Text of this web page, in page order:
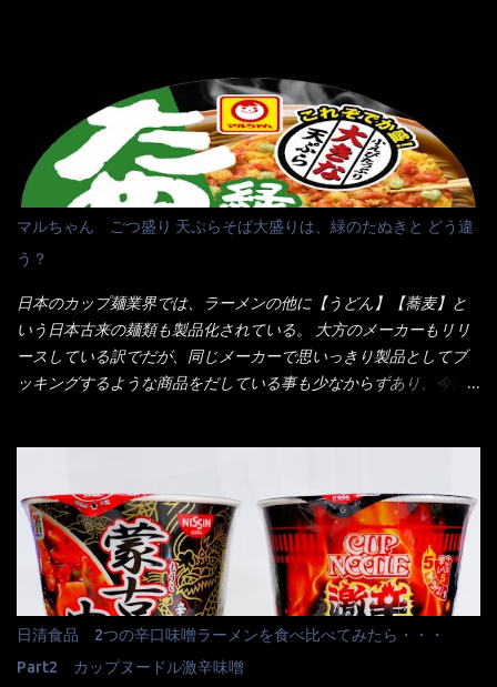
に行っても同じメニュー同じ味のファミレスには行きません。 最
近は、ステーキガストに試しに行ったぐらいです。（肉が喰いた
くて） しかし最近のファミレスは合理化が進み、店員さんもフロ
ア担当は2人程度しか居ないんだよねぇ～ それに注文はタッチパ
ネル！！ 凄いよなぁ～ 20年位前は、フロア担当だけでも5人は
居たと思うけど・・・ 判らず店員さんを呼ぶピンポンを・・・ク
ーポンなんだけどと伝えると、丁寧にタッチパネルで～と教えて
くれたが、何故かタッチパネルがクーポンを受け付けない！！ 店
員さんも、アレー？といいながら私が受け付けますので・・・と
消えていった。 タッチパネルのやつ、安いのは嫌うんだな！？こ
のヤロー！ 待つ事暫し・・・10分は越えたと思うけど・・・出て
来ました。 こちらが本日のサラメシ【ホーリーバジル香る、タイ
く行きましたねぇ～ だからタイ料理屋さんには、辛味剤・酢・ナ
いた）が料理に必ず付いてきたものです。 でも流石にファミレ
スでは・・・それは無いね！残念だ～ 今回はすかいらーくグルー
プで、タイ料理をどの様に再現して提供しているか？を見るだけ
だなぁ～ 因みにガパオ＝ホーリーバジルなのです。 肉は通常チ
キンが多く豚や牛もあります。 肉は挽肉みたいなミンチではな
く、粗挽きの肉になるんです。 それに現地バンコクでは、卵は固
焼きが本来です。 今回はほぼ全熟の目玉焼きで、これは日本風
マルちゃん ごつ盛り 天ぷらそば大盛りは、緑のたぬきと どう違
う？
日本のカップ麺業界では、ラーメンの他に【うどん】【蕎麦】と
いう日本古来の麺類も製品化されている。 大方のメーカーもリリ
ースしている訳でだが、同じメーカーで思いっきり製品としてブ
ッキングするような商品をだしている事も少なからずあり、今回
ている訳で何故に敢えて本商品をリリースするの？ 確かに販売価
格は、緑のたぬきの実売は108円位で、ごつ盛り天ぷらそばは98円
でした。 殆ど変わらないじゃないか！？ そこで何が違うか・・・
メーカーHPから情報を得てみた。 ■原材料 比較（相手に含まれ
て居ない物質を赤色） ☆緑のたぬき 油揚げめん(小麦粉(国内製
造)、そば粉、植物油脂、植物性たん白、食塩、とろろ芋、卵白)、
かやく(小えびてんぷら、 かまぼこ )、添付調味料(砂糖、食塩、し
ょうゆ、魚介エキス、たん白加水分解物、香辛料、ねぎ、香味油
日清食品 2つの辛口味噌ラーメンを食べ比べてみたら・・・
Part2 カップヌードル激辛味噌